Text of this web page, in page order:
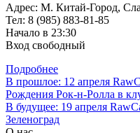
Адрес: М. Китай-Город,
Тел: 8 (985) 883-81-85
Начало в 23:30
Вход свободный
Подробнее
Навигация
по
записям
В прошлое: 12 апреля
Рождения Рок-н-Ролла в
В будущее: 19 апреля
Зеленоград